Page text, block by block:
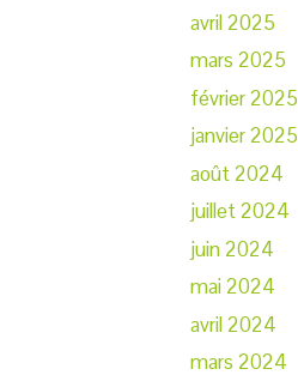
avril 2025
mars 2025
février 2025
janvier 2025
août 2024
juillet 2024
juin 2024
mai 2024
avril 2024
mars 2024